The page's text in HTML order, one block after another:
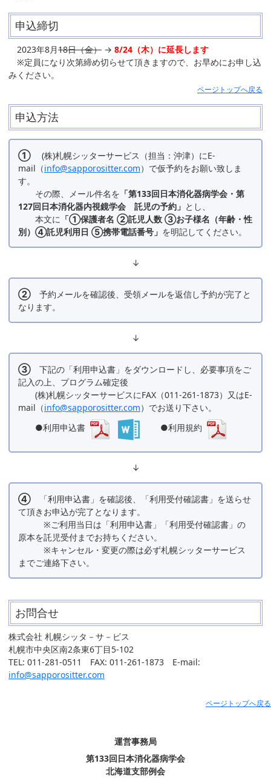
申込締切
2023年8月18日（金） → 8/24（木）に延長します
※定員になり次第締め切らせて頂きますので、お早めにお申し込
みください。
ページトップへ戻る
申込方法
① (株)札幌シッターサービス（担当：沖津）にE-
mail（info@sapporositter.com）で仮予約をお願い致しま
す。
その際、メール件名を 「第133回日本消化器病学会・第
127回日本消化器内視鏡学会 託児の予約」 とし、
本文に 「①保護者名 ②託児人数 ③お子様名（年齢・性
別）④託児利用日 ⑤携帯電話番号」 を明記してください。
↓
② 予約メールを確認後、受領メールを返信し予約が完了と
なります。
↓
③ 下記の「利用申込書」をダウンロードし、必要事項をご
記入の上、プログラム確定後
(株)札幌シッターサービスにFAX（011-261-1873）又はE-
mail（info@sapporositter.com）でお送り下さい。
●利用申込書
●利用規約
↓
④ 「利用申込書」を確認後、「利用受付確認書」を送らせ
て頂きお申込が完了となります。
※ご利用当日は「利用申込書」「利用受付確認書」の
原本を託児受付までお持ちください。
※キャンセル・変更の際は必ず札幌シッターサービス
までご連絡下さい。
お問合せ
株式会社 札幌シッタ－サ－ビス
札幌市中央区南2条東6丁目5-102
TEL: 011-281-0511 FAX: 011-261-1873 E-mail:
info@sapporositter.com
ページトップへ戻る
運営事務局
第133回日本消化器病学会
北海道支部例会